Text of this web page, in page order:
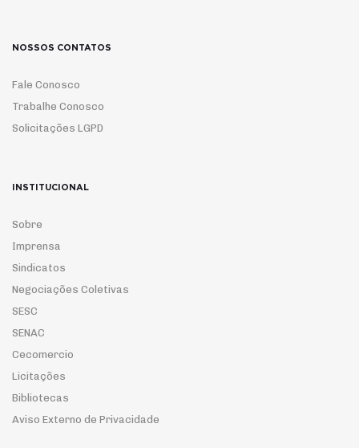
NOSSOS CONTATOS
Fale Conosco
Trabalhe Conosco
Solicitações LGPD
INSTITUCIONAL
Sobre
Imprensa
Sindicatos
Negociações Coletivas
SESC
SENAC
Cecomercio
Licitações
Bibliotecas
Aviso Externo de Privacidade